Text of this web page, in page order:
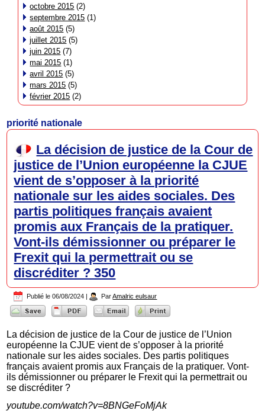
octobre 2015 (2)
septembre 2015 (1)
août 2015 (5)
juillet 2015 (5)
juin 2015 (7)
mai 2015 (1)
avril 2015 (5)
mars 2015 (5)
février 2015 (2)
priorité nationale
La décision de justice de la Cour de
justice de l’Union européenne la CJUE
vient de s’opposer à la priorité
nationale sur les aides sociales. Des
partis politiques français avaient
promis aux Français de la pratiquer.
Vont-ils démissionner ou préparer le
Frexit qui la permettrait ou se
discréditer ? 350
Publié le 06/08/2024 | Par Amalric eulsaur
La décision de justice de la Cour de justice de l’Union
européenne la CJUE vient de s’opposer à la priorité
nationale sur les aides sociales. Des partis politiques
français avaient promis aux Français de la pratiquer. Vont-
ils démissionner ou préparer le Frexit qui la permettrait ou
se discréditer ?
youtube.com/watch?v=8BNGeFoMjAk